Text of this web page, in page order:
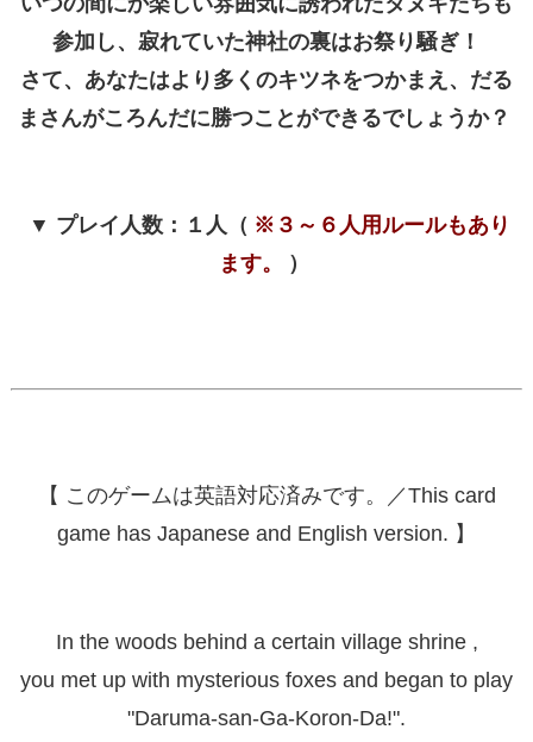
参加し、寂れていた神社の裏はお祭り騒ぎ！
さて、あなたはより多くのキツネをつかまえ、だる
まさんがころんだに勝つことができるでしょうか？
▼ プレイ人数：１人（ ※３～６人用ルールもあり
ます。
）
【 このゲームは英語対応済みです。／This card
game has Japanese and English version. 】
In the woods behind a certain village shrine ,
you met up with mysterious foxes and began to play
"Daruma-san-Ga-Koron-Da!".